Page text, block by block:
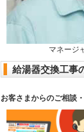
マネージ
給湯器交換工事
お客さまからのご相談